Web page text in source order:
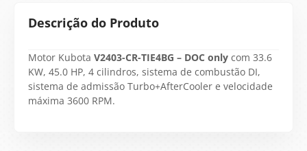
Descrição do Produto
Motor Kubota V2403-CR-TIE4BG – DOC only com 33.6
KW, 45.0 HP, 4 cilindros, sistema de combustão DI,
sistema de admissão Turbo+AfterCooler e velocidade
máxima 3600 RPM.